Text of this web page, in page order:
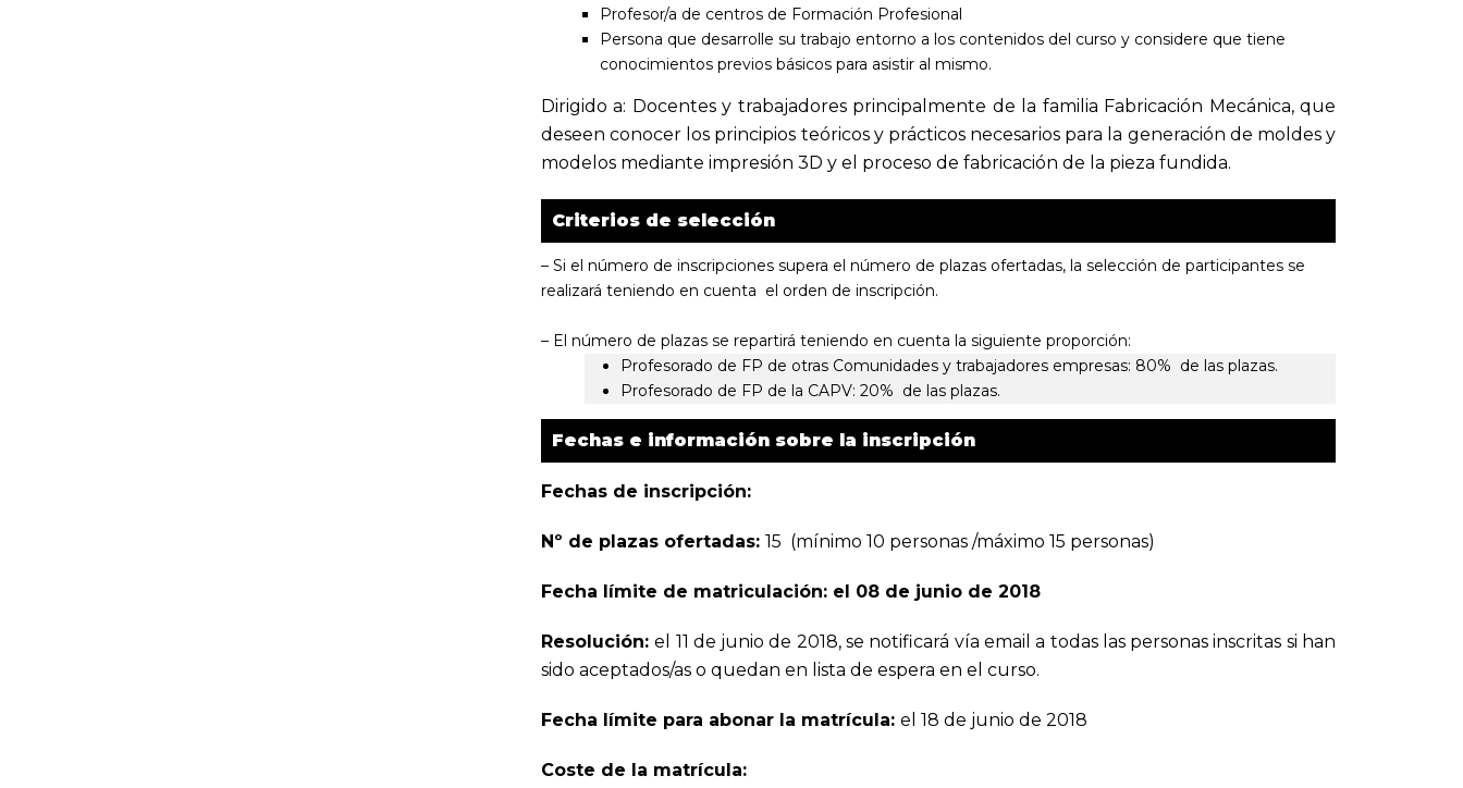
Profesor/a de centros de Formación Profesional
Persona que desarrolle su trabajo entorno a los contenidos del curso y considere que tiene
conocimientos previos básicos para asistir al mismo.
Dirigido a: Docentes y trabajadores principalmente de la familia Fabricación Mecánica, que
deseen conocer los principios teóricos y prácticos necesarios para la generación de moldes y
modelos mediante impresión 3D y el proceso de fabricación de la pieza fundida.
Criterios de selección
– Si el número de inscripciones supera el número de plazas ofertadas, la selección de participantes se
realizará teniendo en cuenta el orden de inscripción.
– El número de plazas se repartirá teniendo en cuenta la siguiente proporción:
Profesorado de FP de otras Comunidades y trabajadores empresas: 80% de las plazas.
Profesorado de FP de la CAPV: 20% de las plazas.
Fechas e información sobre la inscripción
Fechas de inscripción:
Nº de plazas ofertadas: 15 (mínimo 10 personas /máximo 15 personas)
Fecha límite de matriculación: el 08 de junio de 2018
Resolución:el 11 de junio de 2018, se notificará vía email a todas las personas inscritas si han
sido aceptados/as o quedan en lista de espera en el curso.
Fecha límite para abonar la matrícula: el 18 de junio de 2018
Coste de la matrícula: